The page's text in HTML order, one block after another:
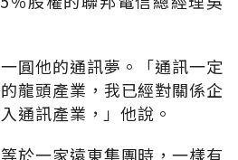
圓他的通訊夢。「通訊一定
龍頭產業，我已經對關係企
通訊產業，」他說。
於一家遠東集團時，一樣有